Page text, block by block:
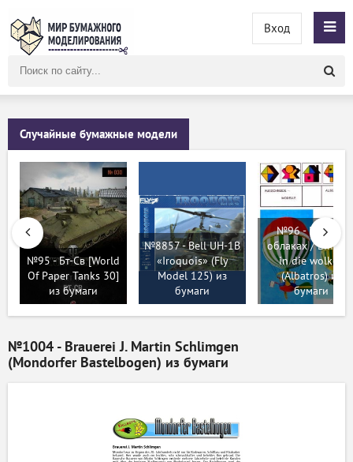
сайту
Вход
Случайные бумажные модели
№95 - Бт-Св [World
Of Paper Tanks 30]
из бумаги
№8857 - Bell UH-1B
«Iroquois» (Fly
Model 125) из
бумаги
№96 - Полет в
облаках / Ein
in die wolken
(Albatros) из
бумаги
№1004 - Brauerei J. Martin Schlimgen
(Mondorfer Bastelbogen) из бумаги